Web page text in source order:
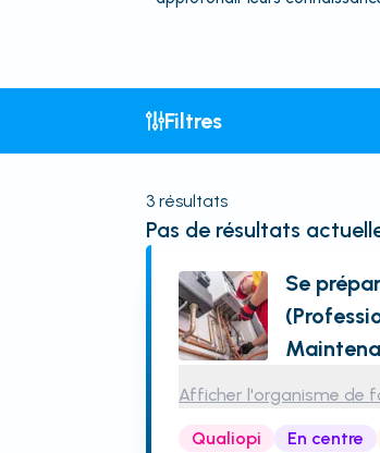
Filtres
3 résultats
Pas de résultats
Se
Afficher l'organisme de
Qualiopi En centre